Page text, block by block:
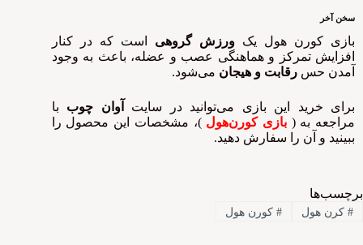
سخن آخر
بازی کورن هول یکورزش گروهی است که در کنار
افزایش تمرکز و هماهنگی عصب و عضله، باعث به وجود
آمدن حس رقابت و هیجان می‌شود.
برای خرید این بازی می‌توانید در سایت آوان چوب با
مراجعه به (بازی کورن‌هول )، مشخصات این محصول را
ببینید و آن را سفارش دهید.
برچسب‌ها
#کرن هول #کورن هول